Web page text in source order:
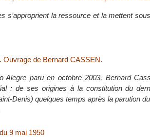
s’approprient la ressource et la mettent
Ouvrage de Bernard CASSEN.
Alegre paru en octobre 2003, Bernard
: de ses origines à la constitution du
Denis) quelques temps après la parution
9 mai 1950